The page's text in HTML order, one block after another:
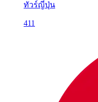
ทัวร์ญี่ปุ่น
411